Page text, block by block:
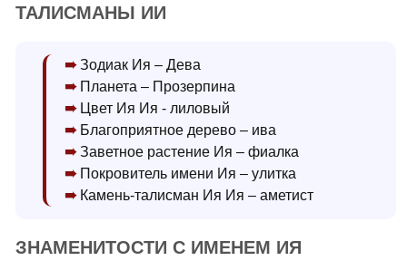
ТАЛИСМАНЫ ИИ
Зодиак Ия – Дева
Планета – Прозерпина
Цвет Ия Ия - лиловый
Благоприятное дерево – ива
Заветное растение Ия – фиалка
Покровитель имени Ия – улитка
Камень-талисман Ия Ия – аметист
ЗНАМЕНИТОСТИ С ИМЕНЕМ ИЯ